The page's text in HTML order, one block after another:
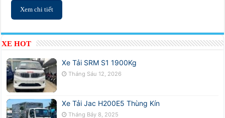
Xem chi tiết
XE HOT
Xe Tải SRM S1 1900Kg
Tháng Sáu 12, 2026
Xe Tải Jac H200E5 Thùng Kín
Tháng Bảy 8, 2025